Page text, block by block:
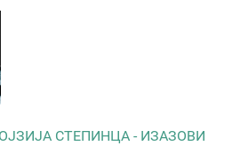
СТЕПИНЦА - ИЗАЗОВИ